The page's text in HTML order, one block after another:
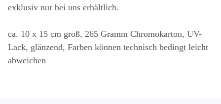
exklusiv nur bei uns erhältlich.
ca. 10 x 15 cm groß, 265 Gramm Chromokarton, UV-
Lack, glänzend, Farben können technisch bedingt leicht
abweichen